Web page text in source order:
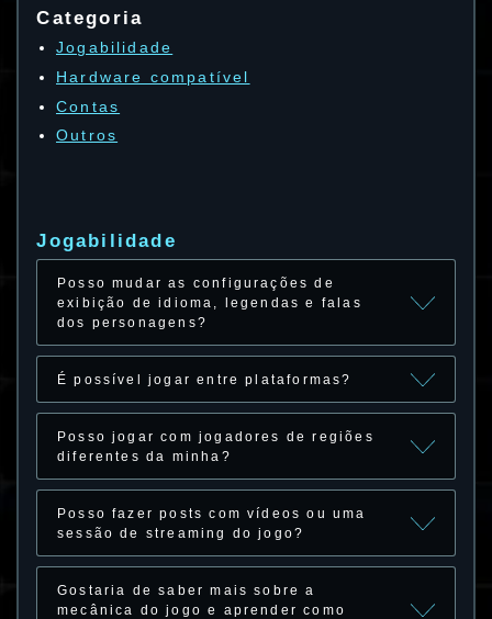
Categoria
Jogabilidade
Hardware compatível
Contas
Outros
Jogabilidade
Posso mudar as configurações de
exibição de idioma, legendas e falas
dos personagens?
É possível jogar entre plataformas?
Posso jogar com jogadores de regiões
diferentes da minha?
Posso fazer posts com vídeos ou uma
sessão de streaming do jogo?
Gostaria de saber mais sobre a
mecânica do jogo e aprender como